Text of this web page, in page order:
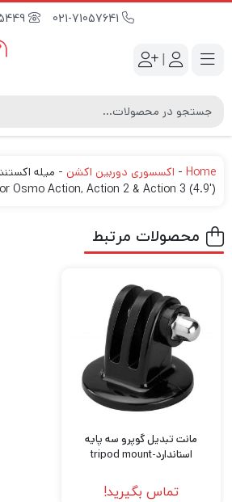
09364165449
|
Home
- اکسسوری دوربین اکشن -
Osmo Action, Action 2 & Action 3 (4.9′)
محصولات مرتبط
مانت تبدیل گوپرو سه پایه
استاندارد-tripod mount
تماس بگیرید!